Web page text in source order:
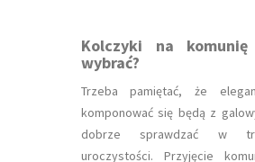
Kolczyki na
wybrać?
Trzeba pamiętać, że
komponować się będą z
dobrze sprawdzać w
uroczystości. Przyjęcie